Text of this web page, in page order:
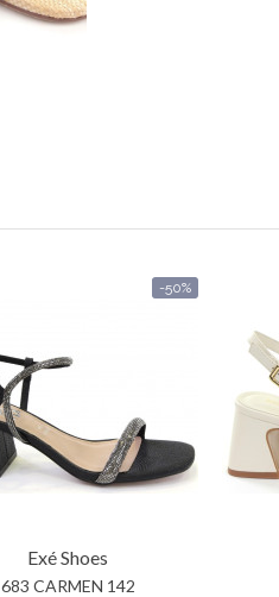
-50%
Exé Shoes
683 CARMEN 142